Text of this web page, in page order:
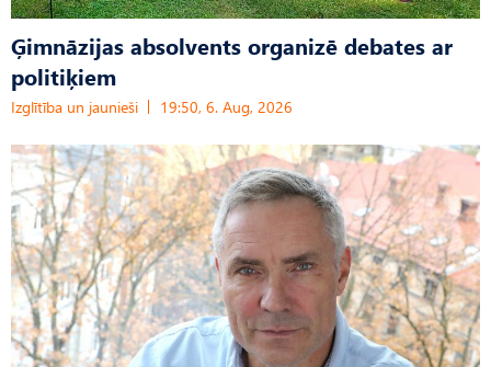
Ģimnāzijas absolvents organizē debates ar
politiķiem
Izglītība un jaunieši 19:50, 6. Aug, 2026